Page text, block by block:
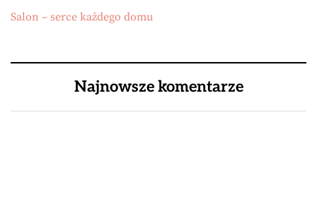
Salon – serce każdego domu
Najnowsze komentarze